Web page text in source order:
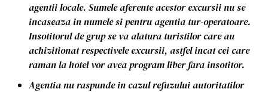
agentii locale. Sumele aferente acestor excursii nu se
incaseaza in numele si pentru agentia tur-operatoare.
Insotitorul de grup se va alatura turistilor care au
achizitionat respectivele excursii, astfel incat cei care
raman la hotel vor avea program liber fara insotitor.
Agentia nu raspunde in cazul refuzului autoritatilor